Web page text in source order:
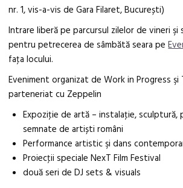
nr. 1, vis-a-vis de Gara Filaret, București)
Intrare liberă pe parcursul zilelor de vineri şi
pentru petrecerea de sâmbătă seara pe
faţa locului.
Eveniment organizat de Work in Progress şi
parteneriat cu Zeppelin
Expoziţie de artă – instalaţie, sculptură,
semnate de artiști români
Performance artistic şi dans
Proiecţii speciale NexT Film Festival
două seri de DJ sets & visuals